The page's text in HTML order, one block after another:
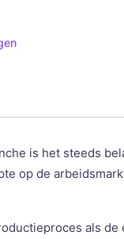
is het steeds
op de
als